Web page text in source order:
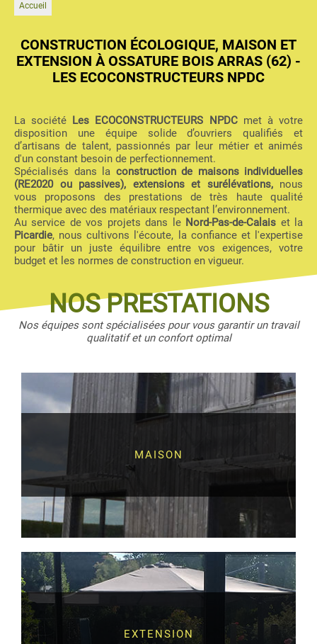
Accueil
CONSTRUCTION ÉCOLOGIQUE, MAISON ET
EXTENSION À OSSATURE BOIS ARRAS (62) -
LES ECOCONSTRUCTEURS NPDC
La société Les ECOCONSTRUCTEURS NPDCmet à votre
disposition une équipe solide d’ouvriers qualifiés et
d’artisans de talent, passionnés par leur métier et animés
d'un constant besoin de perfectionnement.
Spécialisés dans la construction de maisons individuelles
(RE2020 ou passives), extensions et surélévations,nous
vous proposons des prestations de très haute qualité
thermique avec des matériaux respectant l’environnement.
Au service de vos projets dans le Nord-Pas-de-Calais et la
Picardie, nous cultivons l'écoute, la confiance et l'expertise
pour bâtir un juste équilibre entre vos exigences, votre
budget et les normes de construction en vigueur.
NOS PRESTATIONS
Nos équipes sont spécialisées pour vous garantir un travail
qualitatif et un confort optimal
MAISON
EXTENSION